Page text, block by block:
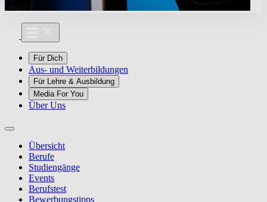
Für Dich
Aus- und Weiterbildungen
Für Lehre & Ausbildung
Media For You
Über Uns
Übersicht
Berufe
Studiengänge
Events
Berufstest
Bewerbungstipps